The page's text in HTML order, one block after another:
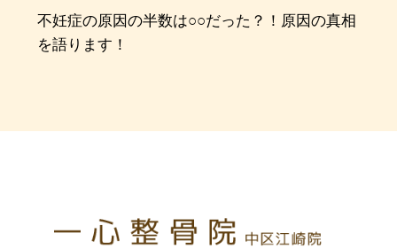
不妊症の原因の半数は○○だった？！原因の真相
を語ります！